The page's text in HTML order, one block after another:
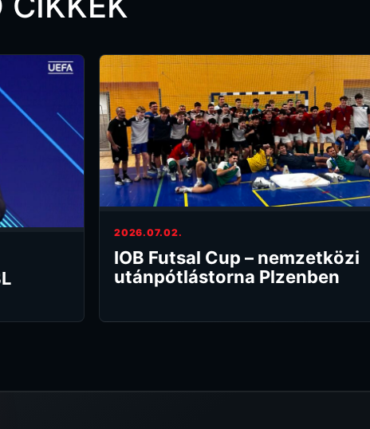
2026.07.02.
IOB Futsal Cup – nemzetközi
utánpótlástorna Plzenben